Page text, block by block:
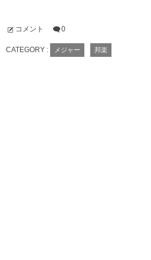
コメント 0
CATEGORY : メジャー 邦楽